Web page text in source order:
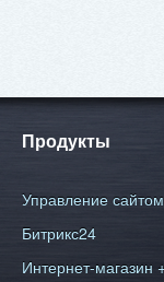
Продукты
Управление сайтом
Битрикс24
Интернет-магазин